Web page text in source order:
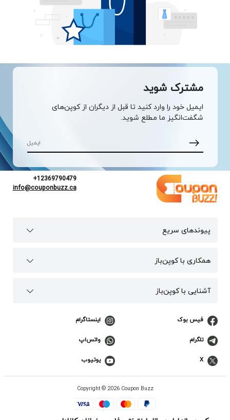
مشترک شوید
ایمیل خود را وارد کنید تا قبل از دیگران از کوپن‌های
شگفت‌انگیز ما مطلع شوید.
+12369790479
info@couponbuzz.ca
پیوند‌های سریع
همکاری با کوپن‌باز
آشنایی با کوپن‌باز
فیس بوک اینستاگرام
تلگرام واتس‌اپ
X یوتیوب
Copyright © 2026 Coupon Buzz